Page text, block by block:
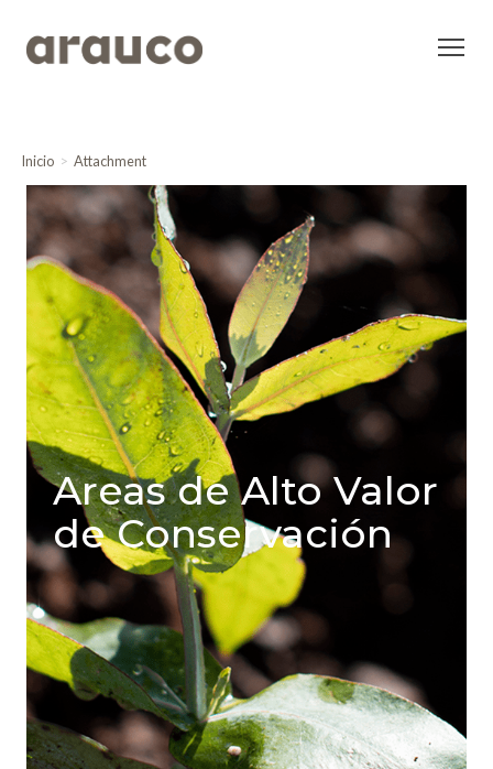
Inicio Attachment
Areas de Alto Valor
de Conservación